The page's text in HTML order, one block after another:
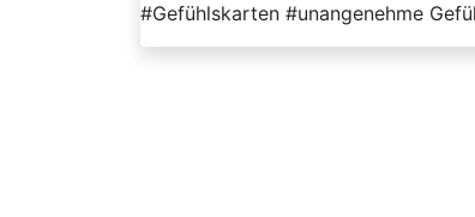
#Gefühlskarten #unangenehme